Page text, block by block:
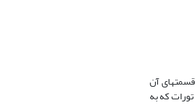
آن
آن موارد استناد می‏کنند (کوهن،1382: 362-363). از جمله آیات تورات که به